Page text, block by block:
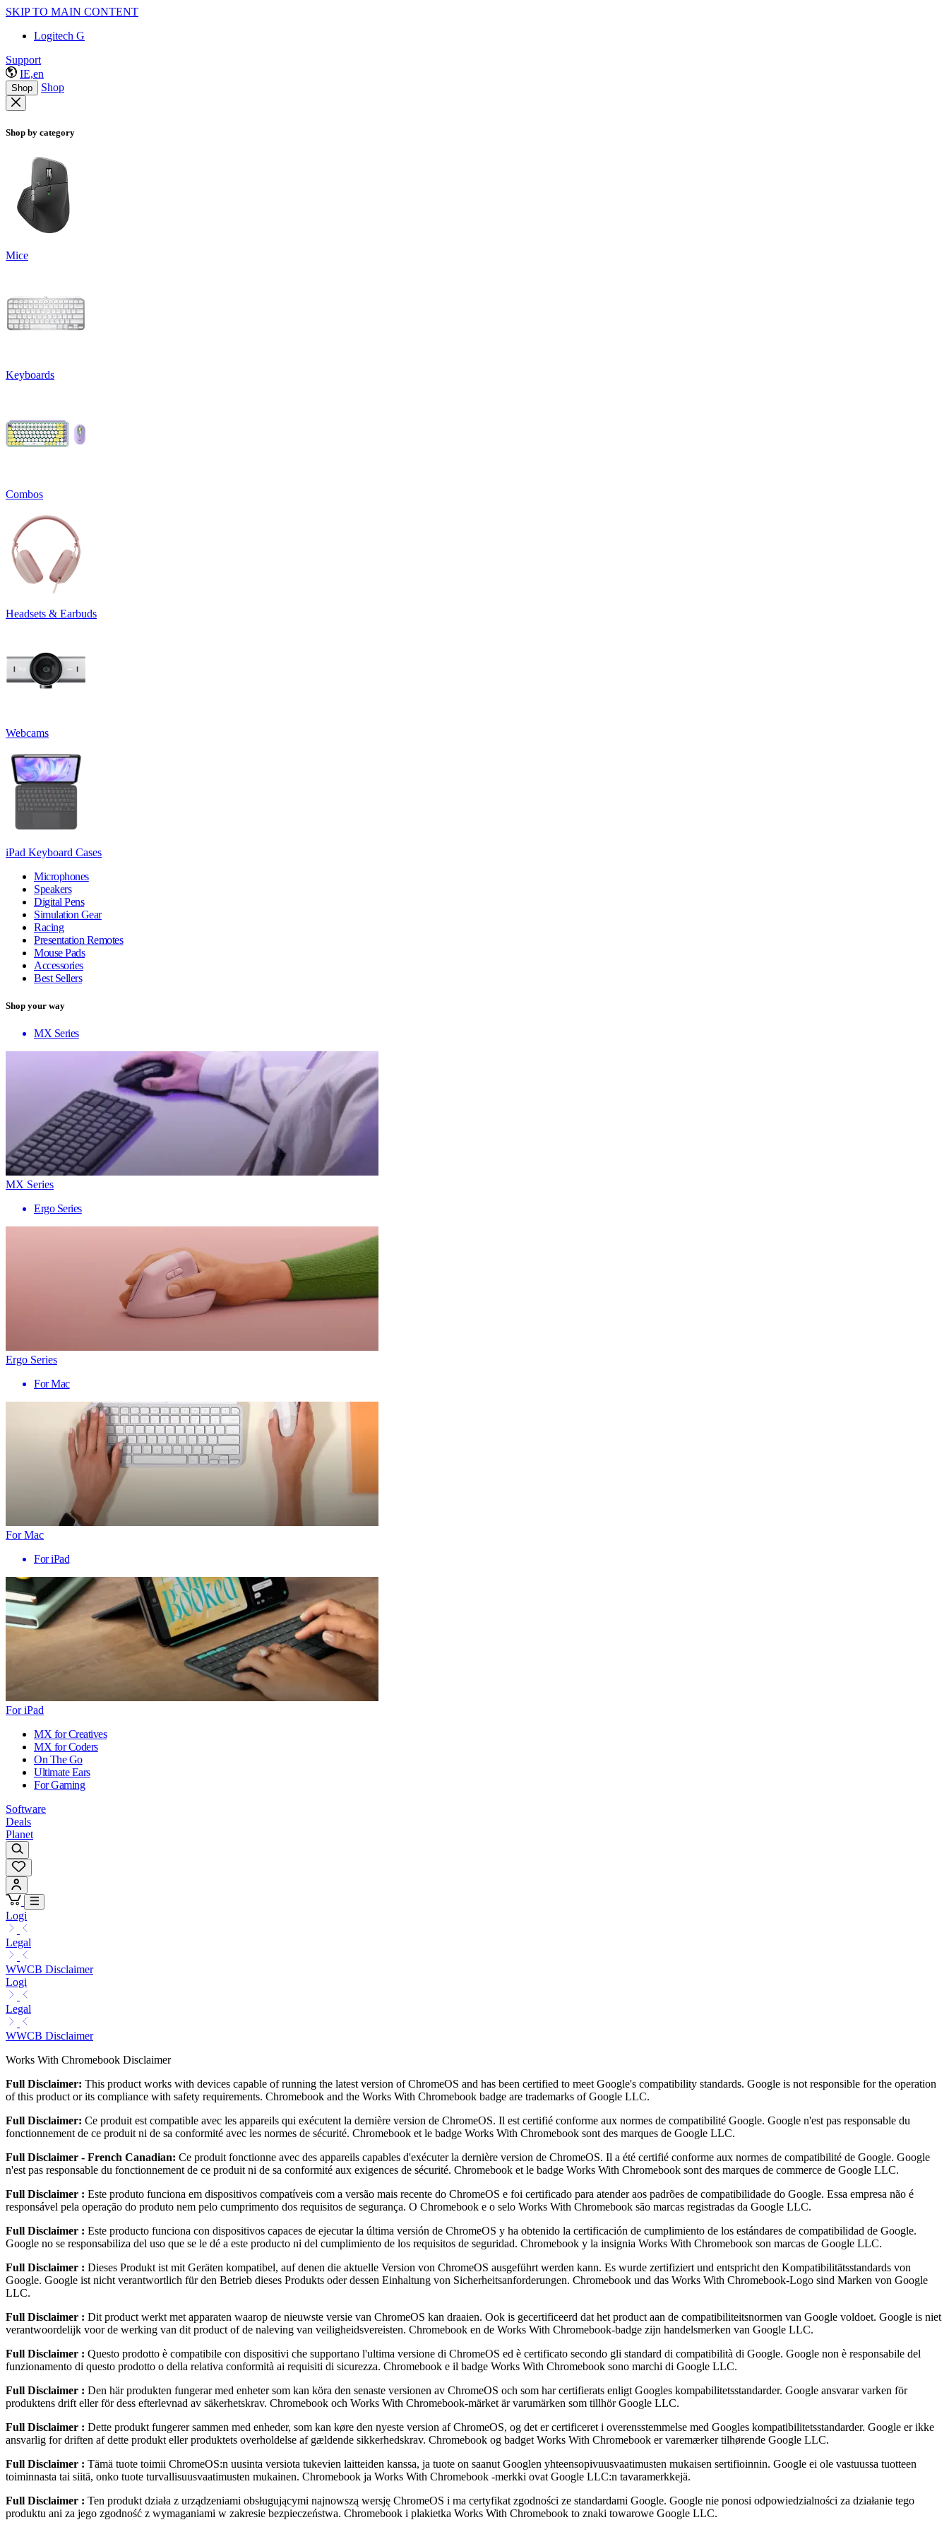
SKIP TO MAIN CONTENT
Logitech G
Support
IE,en
Shop Shop
Shop by category
Mice
Keyboards
Combos
Headsets & Earbuds
Webcams
iPad Keyboard Cases
Microphones
Speakers
Digital Pens
Simulation Gear
Racing
Presentation Remotes
Mouse Pads
Accessories
Best Sellers
Shop your way
MX Series
MX Series
Ergo Series
Ergo Series
For Mac
For Mac
For iPad
For iPad
MX for Creatives
MX for Coders
On The Go
Ultimate Ears
For Gaming
Software
Deals
Planet
Logi
Legal
WWCB Disclaimer
Logi
Legal
WWCB Disclaimer
Works With Chromebook Disclaimer
Full Disclaimer: This product works with devices capable of running the latest version of ChromeOS and has been certified to meet Google's compatibility standards. Google is not responsible for the operation
of this product or its compliance with safety requirements. Chromebook and the Works With Chromebook badge are trademarks of Google LLC.
Full Disclaimer: Ce produit est compatible avec les appareils qui exécutent la dernière version de ChromeOS. Il est certifié conforme aux normes de compatibilité Google. Google n'est pas responsable du
fonctionnement de ce produit ni de sa conformité avec les normes de sécurité. Chromebook et le badge Works With Chromebook sont des marques de Google LLC.
Full Disclaimer - French Canadian: Ce produit fonctionne avec des appareils capables d'exécuter la dernière version de ChromeOS. Il a été certifié conforme aux normes de compatibilité de Google. Google
n'est pas responsable du fonctionnement de ce produit ni de sa conformité aux exigences de sécurité. Chromebook et le badge Works With Chromebook sont des marques de commerce de Google LLC.
Full Disclaimer : Este produto funciona em dispositivos compatíveis com a versão mais recente do ChromeOS e foi certificado para atender aos padrões de compatibilidade do Google. Essa empresa não é
responsável pela operação do produto nem pelo cumprimento dos requisitos de segurança. O Chromebook e o selo Works With Chromebook são marcas registradas da Google LLC.
Full Disclaimer : Este producto funciona con dispositivos capaces de ejecutar la última versión de ChromeOS y ha obtenido la certificación de cumplimiento de los estándares de compatibilidad de Google.
Google no se responsabiliza del uso que se le dé a este producto ni del cumplimiento de los requisitos de seguridad. Chromebook y la insignia Works With Chromebook son marcas de Google LLC.
Full Disclaimer : Dieses Produkt ist mit Geräten kompatibel, auf denen die aktuelle Version von ChromeOS ausgeführt werden kann. Es wurde zertifiziert und entspricht den Kompatibilitätsstandards von
Google. Google ist nicht verantwortlich für den Betrieb dieses Produkts oder dessen Einhaltung von Sicherheitsanforderungen. Chromebook und das Works With Chromebook-Logo sind Marken von Google
LLC.
Full Disclaimer : Dit product werkt met apparaten waarop de nieuwste versie van ChromeOS kan draaien. Ook is gecertificeerd dat het product aan de compatibiliteitsnormen van Google voldoet. Google is niet
verantwoordelijk voor de werking van dit product of de naleving van veiligheidsvereisten. Chromebook en de Works With Chromebook-badge zijn handelsmerken van Google LLC.
Full Disclaimer : Questo prodotto è compatibile con dispositivi che supportano l'ultima versione di ChromeOS ed è certificato secondo gli standard di compatibilità di Google. Google non è responsabile del
funzionamento di questo prodotto o della relativa conformità ai requisiti di sicurezza. Chromebook e il badge Works With Chromebook sono marchi di Google LLC.
Full Disclaimer : Den här produkten fungerar med enheter som kan köra den senaste versionen av ChromeOS och som har certifierats enligt Googles kompabilitetsstandarder. Google ansvarar varken för
produktens drift eller för dess efterlevnad av säkerhetskrav. Chromebook och Works With Chromebook-märket är varumärken som tillhör Google LLC.
Full Disclaimer : Dette produkt fungerer sammen med enheder, som kan køre den nyeste version af ChromeOS, og det er certificeret i overensstemmelse med Googles kompatibilitetsstandarder. Google er ikke
ansvarlig for driften af dette produkt eller produktets overholdelse af gældende sikkerhedskrav. Chromebook og badget Works With Chromebook er varemærker tilhørende Google LLC.
Full Disclaimer : Tämä tuote toimii ChromeOS:n uusinta versiota tukevien laitteiden kanssa, ja tuote on saanut Googlen yhteensopivuusvaatimusten mukaisen sertifioinnin. Google ei ole vastuussa tuotteen
toiminnasta tai siitä, onko tuote turvallisuusvaatimusten mukainen. Chromebook ja Works With Chromebook ‑merkki ovat Google LLC:n tavaramerkkejä.
Full Disclaimer : Ten produkt działa z urządzeniami obsługującymi najnowszą wersję ChromeOS i ma certyfikat zgodności ze standardami Google. Google nie ponosi odpowiedzialności za działanie tego
produktu ani za jego zgodność z wymaganiami w zakresie bezpieczeństwa. Chromebook i plakietka Works With Chromebook to znaki towarowe Google LLC.